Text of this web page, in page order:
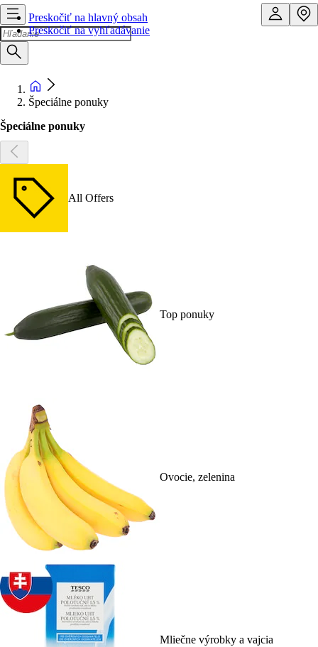
Preskočiť na hlavný obsah
Preskočiť na vyhľadávanie
Špeciálne ponuky
Špeciálne ponuky
All Offers
Top ponuky
Ovocie, zelenina
Mliečne výrobky a vajcia